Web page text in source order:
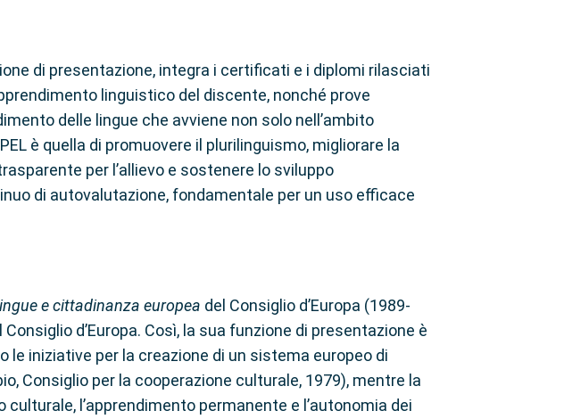
di presentazione, integra i certificati e i diplomi rilasciati
linguistico del discente, nonché prove
delle lingue che avviene non solo nell’ambito
è quella di promuovere il plurilinguismo, migliorare la
per l’allievo e sostenere lo sviluppo
di autovalutazione, fondamentale per un uso efficace
e cittadinanza europea del Consiglio d’Europa (1989-
d’Europa. Così, la sua funzione di presentazione è
iniziative per la creazione di un sistema europeo di
Consiglio per la cooperazione culturale, 1979), mentre la
l’apprendimento permanente e l’autonomia dei